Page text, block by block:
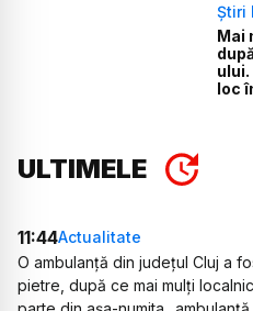
Știri
Mai
loc
ULTIMELE
11:44Actualitate
O ambulanță din județul Cluj a
pietre, după ce mai mulți